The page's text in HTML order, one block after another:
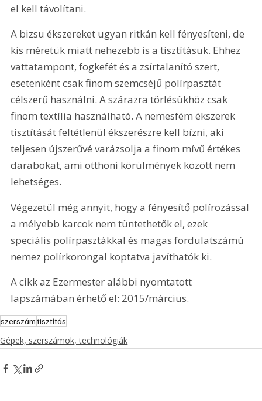
el kell távolítani.
A bizsu ékszereket ugyan ritkán kell fényesíteni, de
kis méretük miatt nehezebb is a tisztításuk. Ehhez
vattatampont, fogkefét és a zsírtalanító szert,
esetenként csak finom szemcséjű polírpasztát
célszerű használni. A szárazra törlésükhöz csak
finom textília használható. A nemesfém ékszerek
tisztítását feltétlenül ékszerészre kell bízni, aki
teljesen újszerűvé varázsolja a finom mívű értékes
darabokat, ami otthoni körülmények között nem
lehetséges.
Végezetül még annyit, hogy a fényesítő polírozással
a mélyebb karcok nem tüntethetők el, ezek
speciális polírpasztákkal és magas fordulatszámú
nemez polírkorongal koptatva javíthatók ki.
A cikk az Ezermester alábbi nyomtatott
lapszámában érhető el: 2015/március.
szerszámtisztítás
Gépek, szerszámok, technológiák